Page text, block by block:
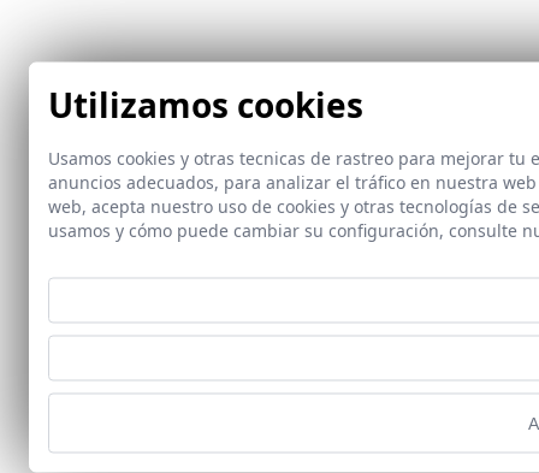
Utilizamos cookies
Usamos cookies y otras tecnicas de rastreo para mejorar
anuncios adecuados, para analizar el tráfico en nuestra
web, acepta nuestro uso de cookies y otras tecnologías de
usamos y cómo puede cambiar su configuración, consulte